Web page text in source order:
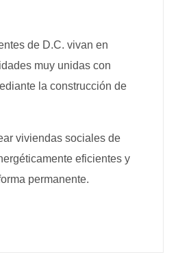
de D.C. vivan en
muy unidas con
la construcción de
viviendas sociales de
eficientes y
permanente.